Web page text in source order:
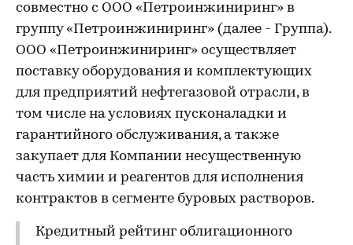
совместно с ООО «Петроинжиниринг» в
группу «Петроинжиниринг» (далее - Группа).
ООО «Петроинжиниринг» осуществляет
поставку оборудования и комплектующих
для предприятий нефтегазовой отрасли, в
том числе на условиях пусконаладки и
гарантийного обслуживания, а также
закупает для Компании несущественную
часть химии и реагентов для исполнения
контрактов в сегменте буровых растворов.
Кредитный рейтинг облигационного